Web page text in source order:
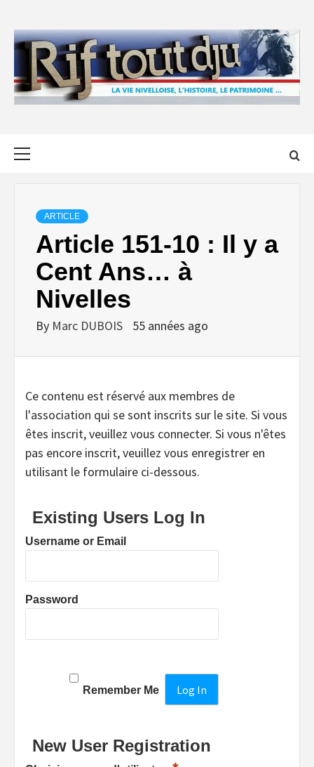
content
ARTICLE
Article 151-10 : Il y a
Cent Ans… à
Nivelles
By Marc DUBOIS 55 années ago
Ce contenu est réservé aux membres de
l'association qui se sont inscrits sur le site. Si vous
êtes inscrit, veuillez vous connecter. Si vous n'êtes
pas encore inscrit, veuillez vous enregistrer en
utilisant le formulaire ci-dessous.
Existing Users Log In
Username or Email
Password
Remember Me
New User Registration